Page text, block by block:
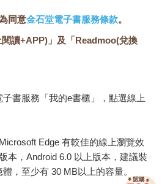
經思量，從冥冥中獲得了某種信
某種事實；然而，這些事實卻突然
。
乘涼；那是個歲月靜好的時分，能
的寧靜；然而奇怪的是，正當風和
人的震顫時，我的心中卻突然浮現一
物終究都是殊途同歸的。我和各種事
風、起伏的海浪、搖曳的影子、閃爍
、土壤間蓊鬱的草叢。隱隱之中有股
讓我確信：世間無所謂開端，也無所
中的這些想法，並非從未出現過；我
因為這些想法帶給我相當強烈的獨特
同意金石堂電子書服務條款。
讀+APP)」及「Readmoo(兌換
書服務「我的e書櫃」，點選線上
Edge 有較佳的線上瀏覽效
本，Android 6.0 以上版本，建議裝
，至少有 30 MB以上的容量。